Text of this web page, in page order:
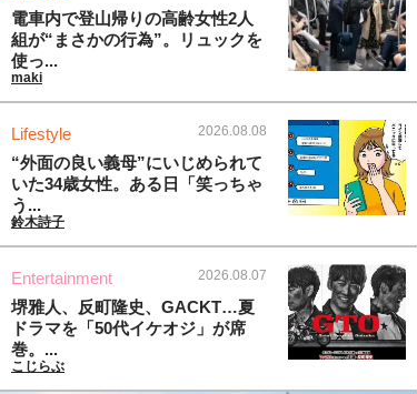
電車内で登山帰りの高齢女性2人
組が“まさかの行為”。リュックを
使っ...
maki
Lifestyle 2026.08.08
“外面の良い義母”にいじめられて
いた34歳女性。ある日「笑っちゃ
う...
鈴木詩子
Entertainment 2026.08.07
堺雅人、反町隆史、GACKT…夏
ドラマを「50代イケオジ」が席
巻。...
こじらぶ